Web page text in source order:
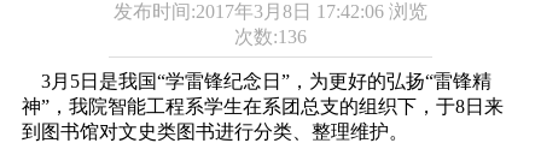
发布时间:2017年3月8日 17:42:06 浏览
次数:136
3月5日是我国“学雷锋纪念日”，为更好的弘扬“雷锋精
神”，我院智能工程系学生在系团总支的组织下，于8日来
到图书馆对文史类图书进行分类、整理维护。